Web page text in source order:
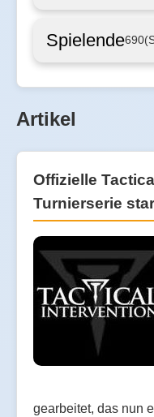
Spielende690
Artikel
Offizielle
Turnierserie
gearbeitet, das nun